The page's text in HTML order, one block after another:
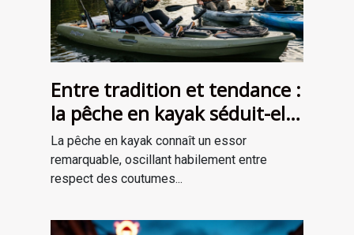
Entre tradition et tendance :
la pêche en kayak séduit-elle
une nouvelle génération ?
La pêche en kayak connaît un essor
remarquable, oscillant habilement entre
respect des coutumes...